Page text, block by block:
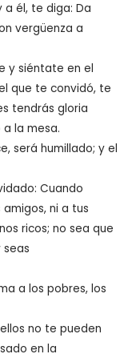
él, te diga: Da
vergüenza a
y siéntate en el
que te convidó, te
tendrás gloria
la mesa.
será humillado; y el
Cuando
ni a tus
ricos; no sea que
seas
a los pobres, los
no te pueden
en la